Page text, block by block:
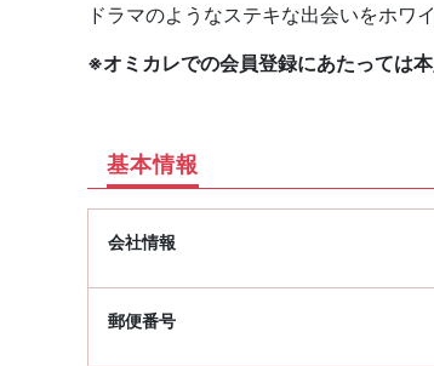
ドラマのようなステキな出会いをホワ
※オミカレでの会員登録にあたっては本
基本情報
会社情報
郵便番号